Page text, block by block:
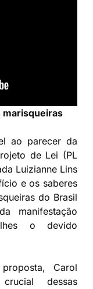
marisqueiras
ao parecer da
de Lei (PL
Luizianne Lins
e os saberes
do Brasil
manifestação
o devido
Carol
dessas